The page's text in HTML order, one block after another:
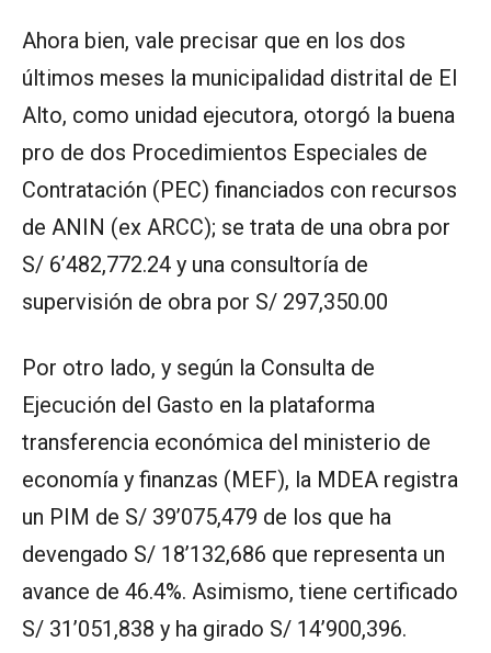
Ahora bien, vale precisar que en los dos
últimos meses la municipalidad distrital de El
Alto, como unidad ejecutora, otorgó la buena
pro de dos Procedimientos Especiales de
Contratación (PEC) financiados con recursos
de ANIN (ex ARCC); se trata de una obra por
S/ 6’482,772.24 y una consultoría de
supervisión de obra por S/ 297,350.00
Por otro lado, y según la Consulta de
Ejecución del Gasto en la plataforma
transferencia económica del ministerio de
economía y finanzas (MEF), la MDEA registra
un PIM de S/ 39’075,479 de los que ha
devengado S/ 18’132,686 que representa un
avance de 46.4%. Asimismo, tiene certificado
S/ 31’051,838 y ha girado S/ 14’900,396.